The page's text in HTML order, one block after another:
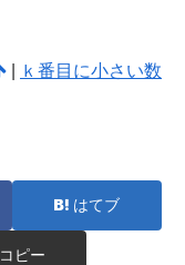
ｋ番目に小さい数
はてブ
コピー